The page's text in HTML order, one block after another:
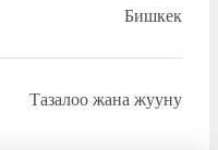
Бишкек
Тазалоо жана жууну